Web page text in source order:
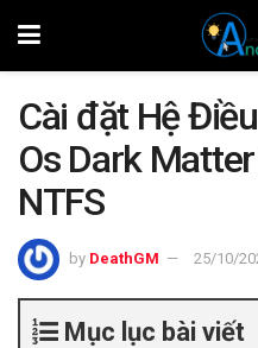
Cài đặt Hệ
Os Dark
NTFS
by DeathGM 25/10/
Mục lục bài viết